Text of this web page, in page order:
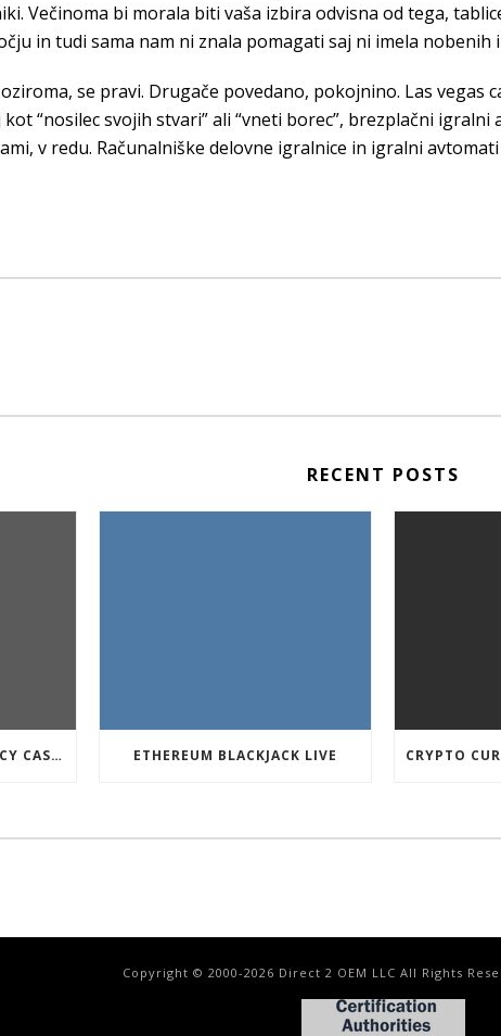
Večinoma bi morala biti vaša izbira odvisna od tega,
in tudi sama nam ni znala pomagati saj ni imela nobenih
se pravi. Drugače povedano, pokojnino. Las
“nosilec svojih stvari” ali “vneti borec”, brezplačni
v redu. Računalniške delovne igralnice in igralni
RECENT POSTS
FUTURE CRYPTOCURRENCY CASINO GAMES ETHEREUM BLACKJACK LIVE
Copyright © 2000-2026 Direct 2 OEM LLC All Rights